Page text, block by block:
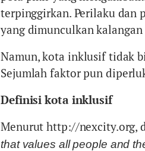
terpinggirkan. Perilaku dan
yang dimunculkan
Namun, kota inklusif tidak
Sejumlah faktor pun
Definisi kota inklusif
Menurut http://nexcity.org,
that values all people and